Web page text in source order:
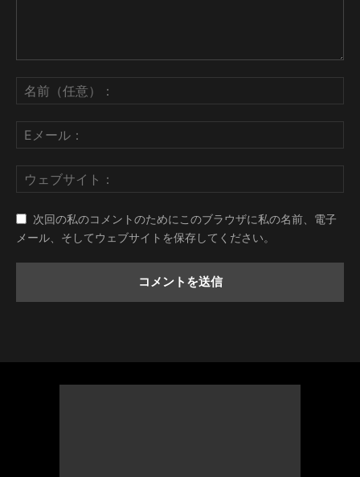
次回の私のコメントのためにこのブラウザに私の名前、電子
メール、そしてウェブサイトを保存してください。